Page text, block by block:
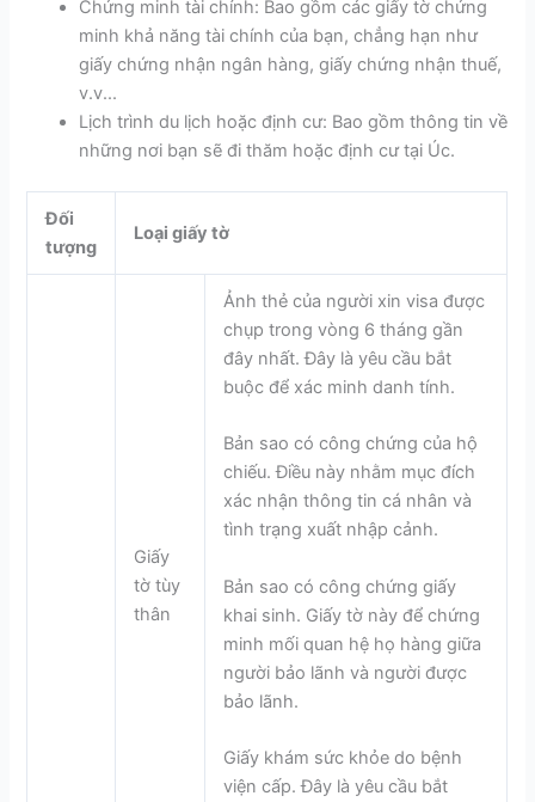
Chứng minh tài chính: Bao gồm các giấy tờ chứng
minh khả năng tài chính của bạn, chẳng hạn như
giấy chứng nhận ngân hàng, giấy chứng nhận thuế,
v.v...
Lịch trình du lịch hoặc định cư: Bao gồm thông tin về
những nơi bạn sẽ đi thăm hoặc định cư tại Úc.
Đối
tượng
Loại giấy tờ
Giấy
tờ tùy
thân
Ảnh thẻ của người xin visa được
chụp trong vòng 6 tháng gần
đây nhất. Đây là yêu cầu bắt
buộc để xác minh danh tính.
Bản sao có công chứng của hộ
chiếu. Điều này nhằm mục đích
xác nhận thông tin cá nhân và
tình trạng xuất nhập cảnh.
Bản sao có công chứng giấy
khai sinh. Giấy tờ này để chứng
minh mối quan hệ họ hàng giữa
người bảo lãnh và người được
bảo lãnh.
Giấy khám sức khỏe do bệnh
viện cấp. Đây là yêu cầu bắt